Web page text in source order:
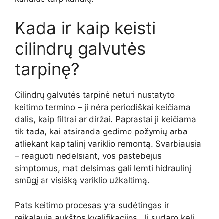
Kada ir kaip keisti
cilindrų galvutės
tarpinę?
Cilindrų galvutės tarpinė neturi nustatyto
keitimo termino – ji nėra periodiškai keičiama
dalis, kaip filtrai ar diržai. Paprastai ji keičiama
tik tada, kai atsiranda gedimo požymių arba
atliekant kapitalinį variklio remontą. Svarbiausia
– reaguoti nedelsiant, vos pastebėjus
simptomus, mat delsimas gali lemti hidraulinį
smūgį ar visišką variklio užkaltimą.
Pats keitimo procesas yra sudėtingas ir